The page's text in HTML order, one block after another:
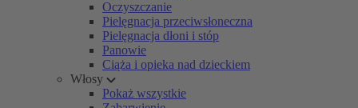
Oczyszczanie
Pielęgnacja przeciwsłoneczna
Pielęgnacja dłoni i stóp
Panowie
Ciąża i opieka nad dzieckiem
Włosy
Pokaż wszystkie